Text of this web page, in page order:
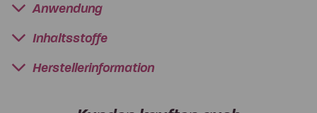
Anwendung
Inhaltsstoffe
Herstellerinformation